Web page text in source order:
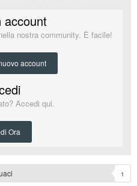
account
nostra community. È facile!
account
Accedi qui.
Ora
1